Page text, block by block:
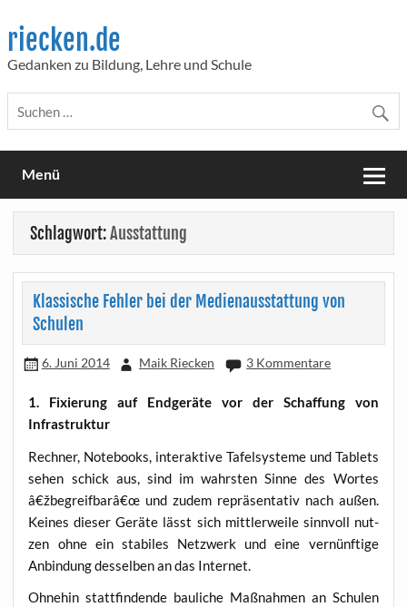
content
riecken.de
Gedanken zu Bildung, Lehre und Schule
Menü
Schlagwort:Ausstattung
Klassische Fehler bei der Medienausstattung von
Schulen
6. Juni 2014 Maik Riecken 3 Kommentare
1. Fixie­rung auf End­ge­rä­te vor der Schaf­fung von
Infrastruktur
Rech­ner, Note­books, inter­ak­ti­ve Tafel­sys­te­me und Tablets
sehen schick aus, sind im wahrs­ten Sin­ne des Wor­tes
â€žbegreifbarâ€œ und zudem reprä­sen­ta­tiv nach außen.
Kei­nes die­ser Gerä­te lässt sich mitt­ler­wei­le sinn­voll nut­
zen ohne ein sta­bi­les Netz­werk und eine ver­nünf­ti­ge
Anbin­dung des­sel­ben an das Internet.
Ohne­hin statt­fin­den­de bau­li­che Maß­nah­men an Schu­len